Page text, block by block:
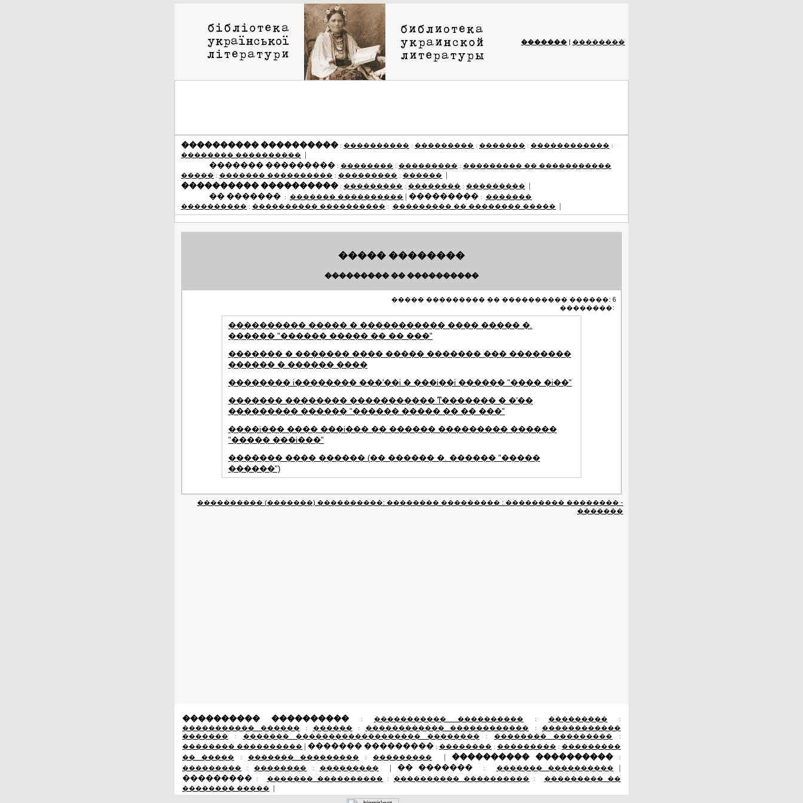
������� | ��������
���������� ���������� : ���������� : ��������� : ������� : ������������ :
�������� ����������
|
������� ��������� : �������� : ��������� : ��������� �� �����������
����� : ������� ���������� : ��������� : ������
|
���������� ���������� : ��������� : �������� : ���������
|
�� �������
: ������� ���������� | ��������� : �������
���������� : ���������� ���������� : ��������� �� �������� ����� |
����� ��������
��������� �� ����������
����� ��������� �� ���������� ������: 6
��������:
���������� ����� � ����������� ���� ����� �.
������ "������ ����� �� �� ���"
������� � ������� ���� ����� ������� ��� ��������
������ � ������ ����
�������� i�������� ���'��i � ���i��i ������ "���� �i��"
������� �������� ����������� ͳ������� � �'��
��������� ������ "������ ����� �� �� ���"
����i��� ���� ���i��� �� ������ ��������� ������
"����� ���i���"
������� ���� ������ (�� ������ �. ������ "�����
������")
���������� (�������) ����������: �������� ��������� : ��������� �������� -
�������
���������� ���������� : ����������� ���������� : ��������� :
����������� ������ : ������ : ������������ ������������ : ������������
������� : ������� ������������������� �������� :�������� ���������
:
�������� ���������� | ������� ��������� : �������� : ��������� : ���������
�� ����� : ������� ��������� : ��������� | ���������� ����������
:
��������� :�������� : ��������� | �� ������� : ������� ����������
|
��������� : ������� ���������� : ���������� ���������� : ��������� ��
�������� �����
|